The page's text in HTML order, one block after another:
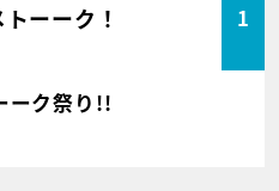
ーーク！ 1
ーク祭り!!